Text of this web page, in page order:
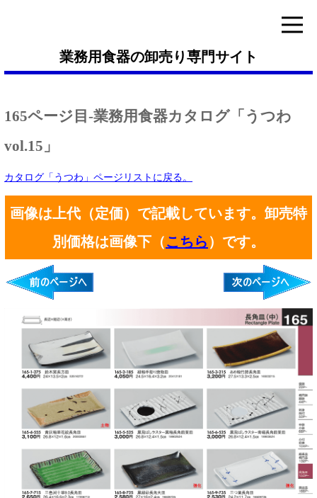
業務用食器の卸売り専門サイト
165ページ目-業務用食器カタログ「うつわ
vol.15」
カタログ「うつわ」ページリストに戻る。
画像は上代（定価）で記載しています。卸売特
別価格は画像下（こちら ）です。